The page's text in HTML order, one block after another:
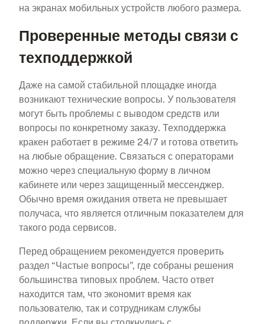
на экранах мобильных устройств любого размера.
Проверенные методы связи с
техподдержкой
Даже на самой стабильной площадке иногда
возникают технические вопросы. У пользователя
могут быть проблемы с выводом средств или
вопросы по конкретному заказу. Техподдержка
кракен работает в режиме 24/7 и готова ответить
на любые обращение. Связаться с операторами
можно через специальную форму в личном
кабинете или через защищенный мессенджер.
Обычно время ожидания ответа не превышает
получаса, что является отличным показателем для
такого рода сервисов.
Перед обращением рекомендуется проверить
раздел “Частые вопросы”, где собраны решения
большинства типовых проблем. Часто ответ
находится там, что экономит время как
пользователю, так и сотрудникам службы